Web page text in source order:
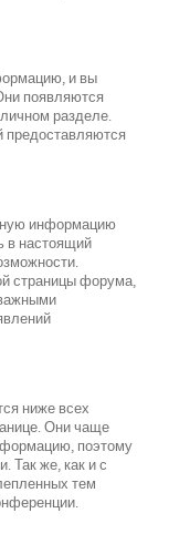
и вы
появляются
разделе.
предоставляются
информацию
в настоящий
страницы форума,
ниже всех
Они чаще
поэтому
Так же, как и с
тем